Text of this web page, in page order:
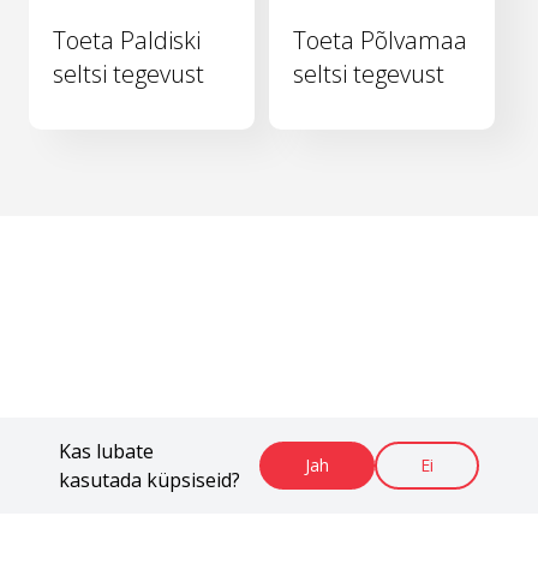
Kas lubate
kasutada küpsiseid?
Jah Ei
Toeta Paldiski
seltsi tegevust
Toeta Põlvamaa
seltsi tegevust